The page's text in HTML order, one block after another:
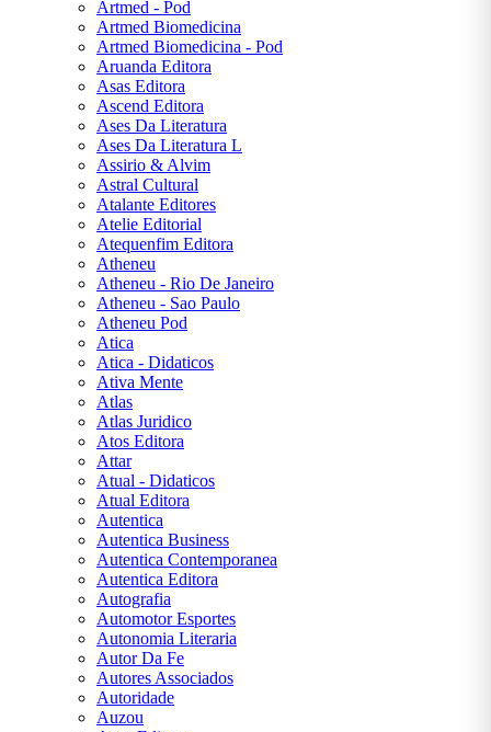
GUIMARÃES
LOVECRAFT
ROWLING
ALENCAR
SARAMAGO
Artmed - Pod
Artmed Biomedicina
Artmed Biomedicina - Pod
Aruanda Editora
Asas Editora
Ascend Editora
Ases Da Literatura
Ases Da Literatura L
Assirio & Alvim
Astral Cultural
Atalante Editores
Atelie Editorial
Atequenfim Editora
Atheneu
Atheneu - Rio De Janeiro
Atheneu - Sao Paulo
Atheneu Pod
Atica
Atica - Didaticos
Ativa Mente
Atlas
Atlas Juridico
Atos Editora
Attar
Atual - Didaticos
Atual Editora
Autentica
Autentica Business
Autentica Contemporanea
Autentica Editora
Autografia
Automotor Esportes
Autonomia Literaria
Autor Da Fe
Autores Associados
Autoridade
Auzou